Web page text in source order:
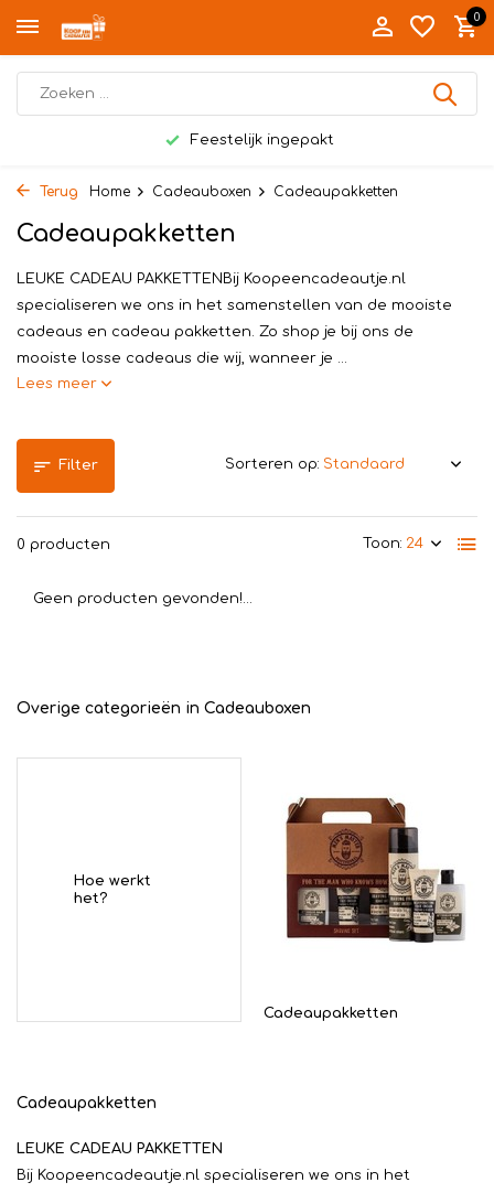
0
Feestelijk ingepakt
Terug Home Cadeauboxen Cadeaupakketten
Cadeaupakketten
LEUKE CADEAU PAKKETTENBij Koopeencadeautje.nl
specialiseren we ons in het samenstellen van de mooiste
cadeaus en cadeau pakketten. Zo shop je bij ons de
mooiste losse cadeaus die wij, wanneer je ...
Lees meer
Filter
0 producten Toon:
Sorteren op:
Geen producten gevonden!...
Overige categorieën in Cadeauboxen
Hoe werkt
het?
Cadeaupakketten
Cadeaupakketten
LEUKE CADEAU PAKKETTEN
Bij Koopeencadeautje.nl specialiseren we ons in het